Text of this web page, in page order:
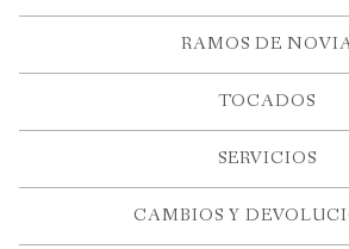
RAMOS DE
TOCADOS
SERVICIOS
CAMBIOS Y